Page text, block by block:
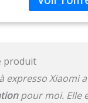
produit
expresso Xiaomi
pour moi. Elle